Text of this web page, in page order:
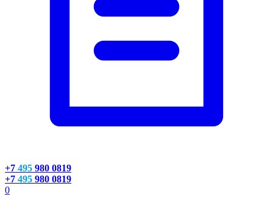
+7 495 980 0819
+7 495 980 0819
0